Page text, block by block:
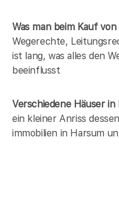
Was man beim Kauf
Wegerechte,
ist lang, was alles den
beeinflusst
Verschiedene Häuser
ein kleiner Anriss
immobilien in Harsum